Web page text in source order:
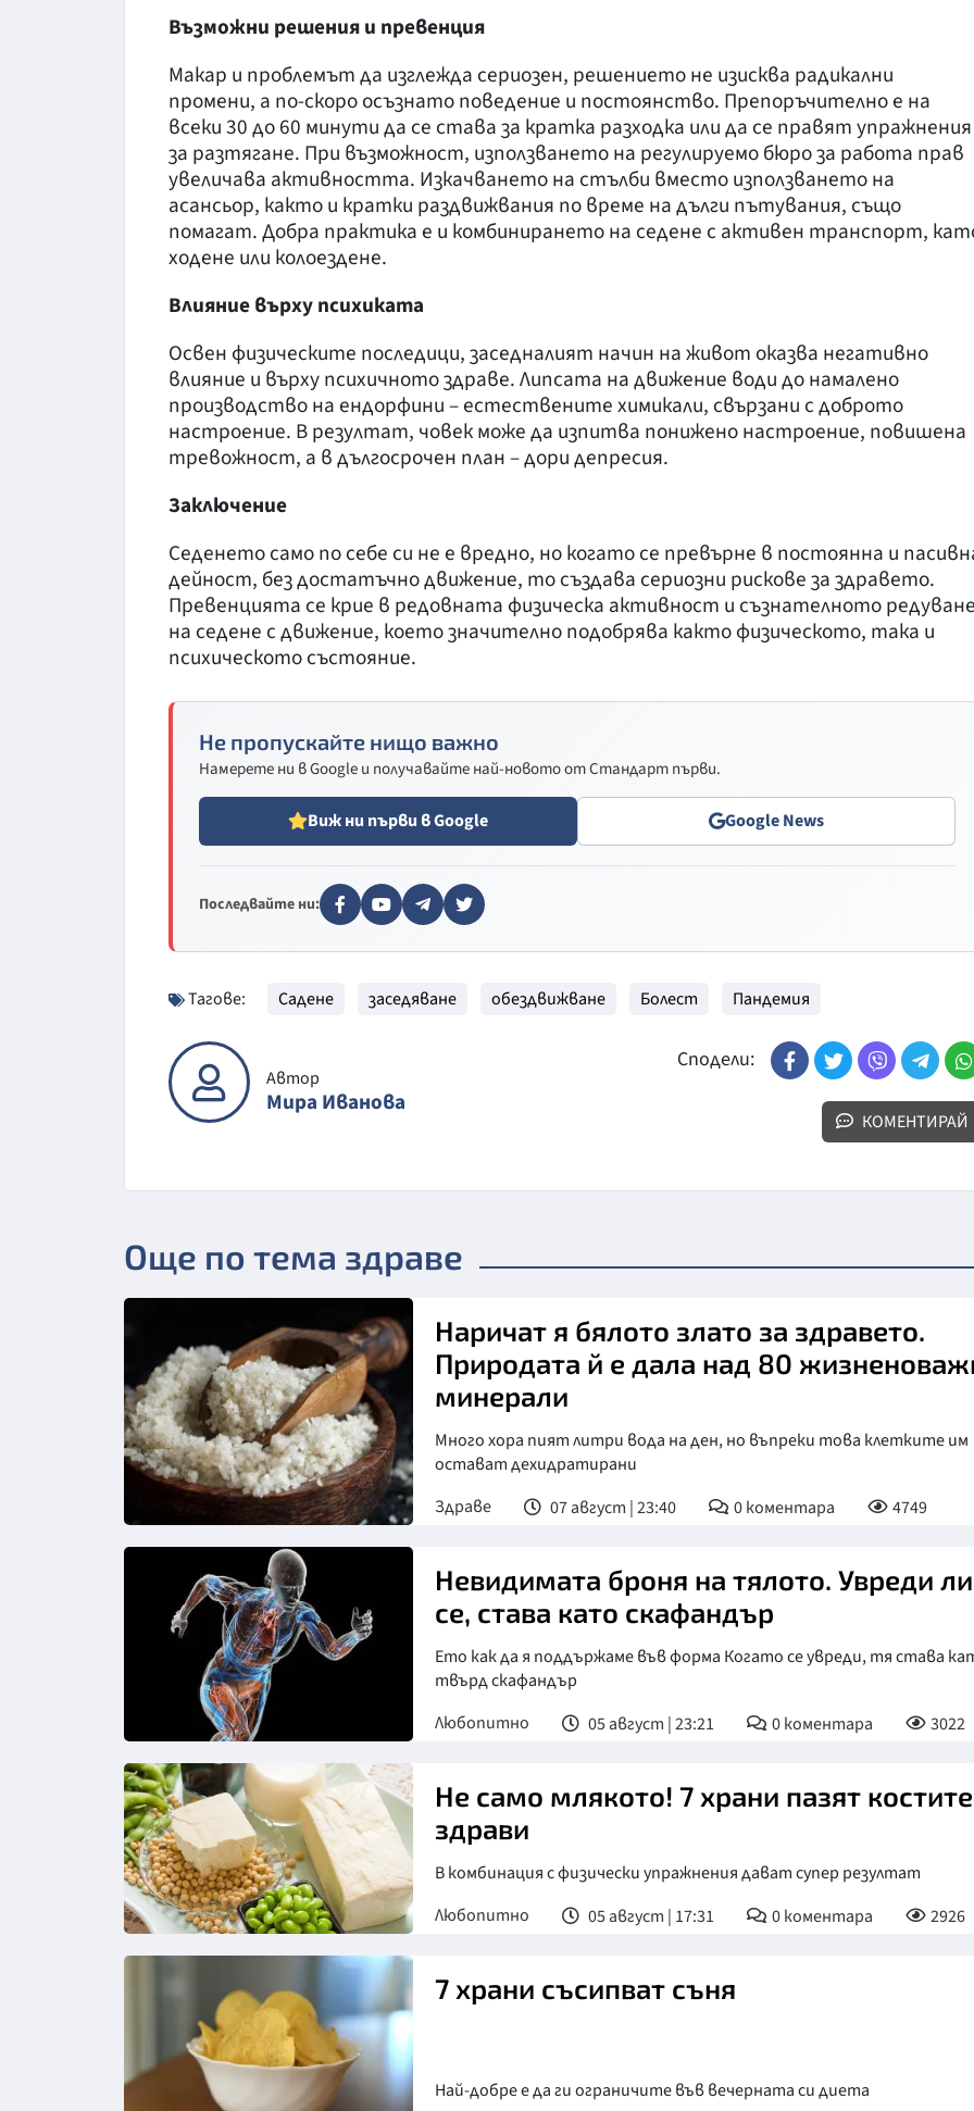
Възможни решения и превенция
Макар и проблемът да изглежда сериозен, решението не изисква радикални
промени, а по-скоро осъзнато поведение и постоянство. Препоръчително е на
всеки 30 до 60 минути да се става за кратка разходка или да се правят упражнения
за разтягане. При възможност, използването на регулируемо бюро за работа прав
увеличава активността. Изкачването на стълби вместо използването на
асансьор, както и кратки раздвижвания по време на дълги пътувания, също
помагат. Добра практика е и комбинирането на седене с активен транспорт,
ходене или колоездене.
Влияние върху психиката
Освен физическите последици, заседналият начин на живот оказва негативно
влияние и върху психичното здраве. Липсата на движение води до намалено
производство на ендорфини – естествените химикали, свързани с доброто
настроение. В резултат, човек може да изпитва понижено настроение, повишена
тревожност, а в дългосрочен план – дори депресия.
Заключение
Седенето само по себе си не е вредно, но когато се превърне в постоянна и
дейност, без достатъчно движение, то създава сериозни рискове за здравето.
Превенцията се крие в редовната физическа активност и съзнателното
на седене с движение, което значително подобрява както физическото, така и
психическото състояние.
Не пропускайте нищо важно
Намерете ни в Google и получавайте най-новото от Стандарт първи.
Виж ни първи в Google Google News
Последвайте ни:
Тагове: Садене заседяване обездвижване Болест Пандемия
Автор
Мира Иванова
Сподели:
КОМЕНТИРАЙ
Още по тема здраве
Наричат я бялото злато за здравето.
Природата й е дала над 80
минерали
Много хора пият литри вода на ден, но въпреки това клетките им
остават дехидратирани
Здраве
07 август | 23:40 0коментара 4749
Невидимата броня на тялото. Увреди ли
се, става като скафандър
Ето как да я поддържаме във форма Когато се увреди, тя става
твърд скафандър
Любопитно
05 август | 23:21 0коментара 3022
Не само млякото! 7 храни пазят костите
здрави
В комбинация с физически упражнения дават супер резултат
Любопитно
05 август | 17:31 0коментара 2926
7 храни съсипват съня
Най-добре е да ги ограничите във вечерната си диета